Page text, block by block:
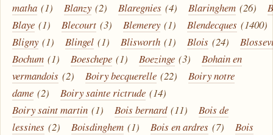
matha (1) Blanzy (2) Blaregnies (4) Blaringhem (26)
Blaye (1) Blecourt (3) Blemerey (1) Blendecques (1400)
Bligny (1) Blingel (1) Blisworth (1) Blois (24)
Bochum (1) Boeschepe (1) Boezinge (3)
Bohain en
vermandois (2) Boiry becquerelle (22)
Boiry notre
dame (2) Boiry sainte rictrude (14)
Boiry saint martin (1) Bois bernard (11)
Bois de
lessines (2) Boisdinghem (1) Bois en ardres (7)
Bois